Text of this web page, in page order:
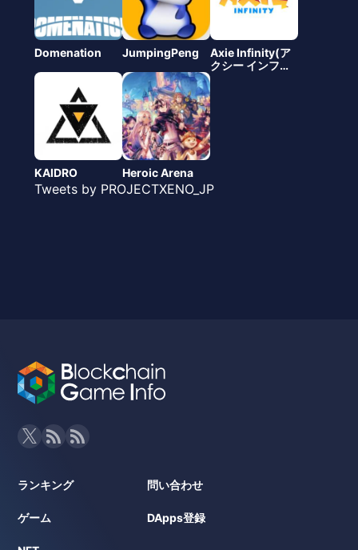
Domenation JumpingPeng
Axie Infinity(ア
クシー インフィ
KAIDRO Heroic Arena
Tweets by PROJECTXENO_JP
ランキング
ゲーム
問い合わせ
DApps登録